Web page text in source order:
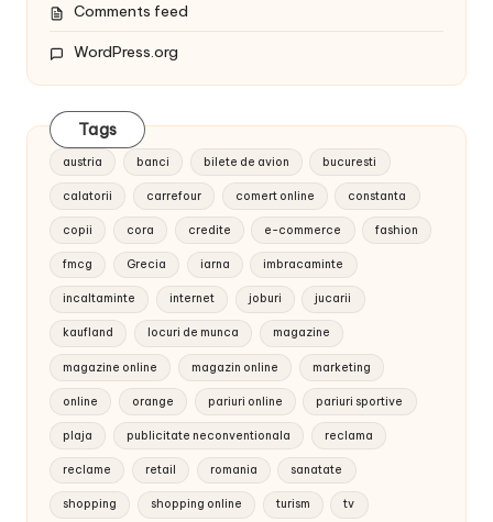
Comments feed
WordPress.org
Tags
austria banci bilete de avion bucuresti
calatorii carrefour comert online constanta
copii cora credite e-commerce fashion
fmcg Grecia iarna imbracaminte
incaltaminte internet joburi jucarii
kaufland locuri de munca magazine
magazine online magazin online marketing
online orange pariuri online pariuri sportive
plaja publicitate neconventionala reclama
reclame retail romania sanatate
shopping shopping online turism tv